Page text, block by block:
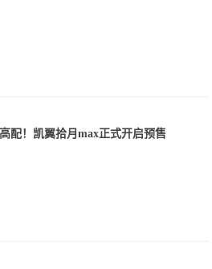
配！凯翼拾月max正式开启预售